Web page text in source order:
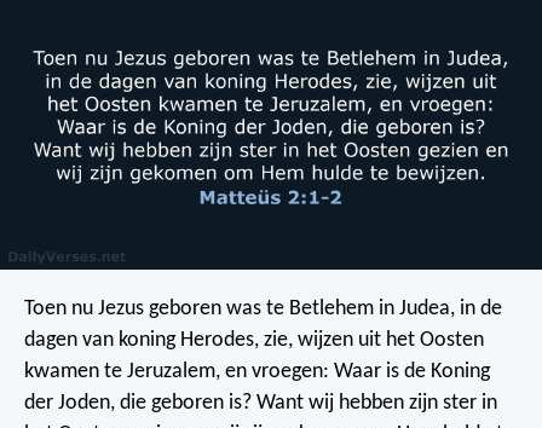
Toen nu Jezus geboren was te Betlehem in Judea, in de
dagen van koning Herodes, zie, wijzen uit het Oosten
kwamen te Jeruzalem, en vroegen: Waar is de Koning
der Joden, die geboren is? Want wij hebben zijn ster in